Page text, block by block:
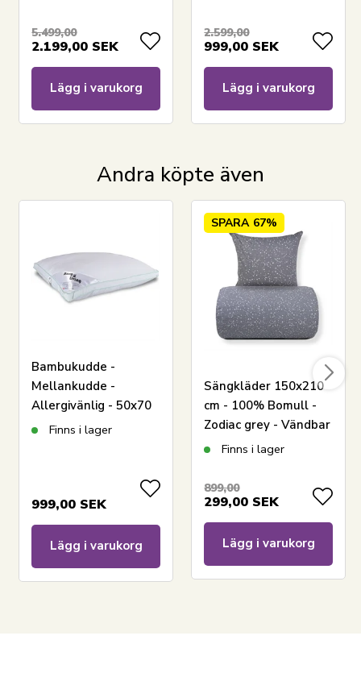
LÄGG I VARUKORGEN
Läs vår täckeguide
Läs om underhåll av täcken och kuddar
Har du frågor om produkten?
5.499,00
2.199,00 SEK
Lägg i varukorg
sommardyna -
140x220 cm - Borg
Living
2.599,00
999,00 SEK
Lägg i varukorg
Andra köpte även
Bambukudde -
Mellankudde -
Allergivänlig - 50x70
cm - Borg Living
Finns i lager
999,00 SEK
Lägg i varukorg
SPARA 67%
Sängkläder 150x210
cm - 100% Bomull -
Zodiac grey - Vändbar
med stjärnor
Finns i lager
899,00
299,00 SEK
Lägg i varukorg